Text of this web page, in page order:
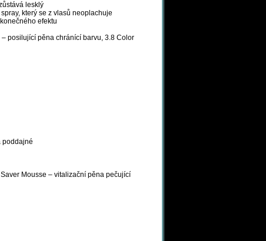
lesklý
který se z vlasů neoplachuje
efektu
posilující pěna chránící barvu, 3.8 Color
poddajné
Mousse – vitalizační pěna pečující